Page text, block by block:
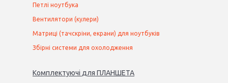
Петлі ноутбука
Вентилятори (кулери)
Матриці (тачскріни, екрани) для ноутбуків
Збірні системи для охолодження
Комплектуючі для ПЛАНШЕТА